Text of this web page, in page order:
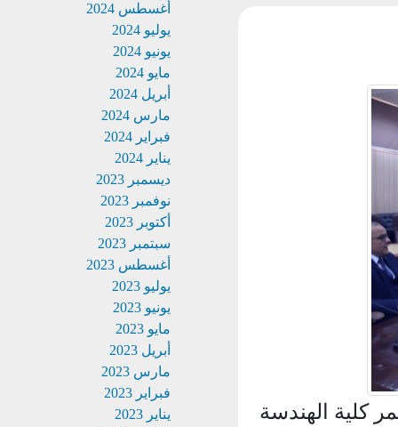
الهندسة
أغسطس 2024
يوليو 2024
يونيو 2024
مايو 2024
أبريل 2024
مارس 2024
فبراير 2024
يناير 2024
ديسمبر 2023
نوفمبر 2023
أكتوبر 2023
سبتمبر 2023
أغسطس 2023
يوليو 2023
يونيو 2023
مايو 2023
أبريل 2023
مارس 2023
فبراير 2023
يناير 2023